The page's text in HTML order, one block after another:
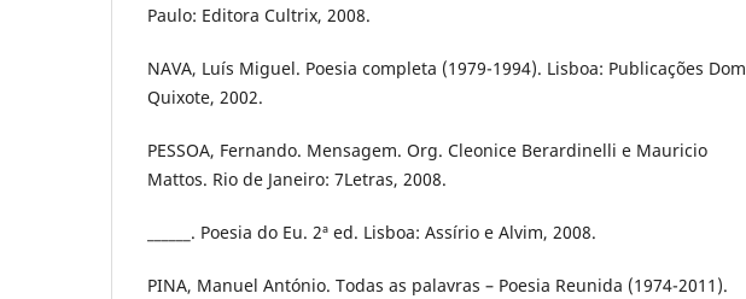
Paulo: Editora Cultrix, 2008.
NAVA, Luís Miguel. Poesia completa (1979-1994). Lisboa: Publicações Dom
Quixote, 2002.
PESSOA, Fernando. Mensagem. Org. Cleonice Berardinelli e Mauricio
Mattos. Rio de Janeiro: 7Letras, 2008.
______. Poesia do Eu. 2ª ed. Lisboa: Assírio e Alvim, 2008.
PINA, Manuel António. Todas as palavras – Poesia Reunida (1974-2011).